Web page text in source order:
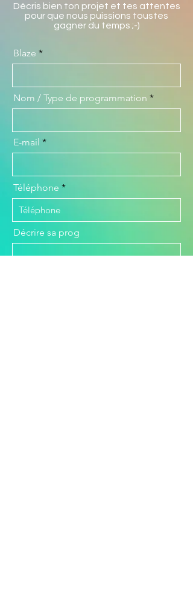
Décris bien ton projet et tes attentes
pour que nous puissions toustes
gagner du temps ;-)
Blaze
Nom / Type de programmation
E-mail
Téléphone
Décrire sa prog